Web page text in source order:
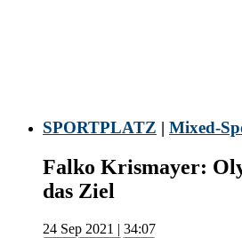
SPORTPLATZ | Mixed-
Falko Krismayer:
das Ziel
24 Sep 2021 | 34:07